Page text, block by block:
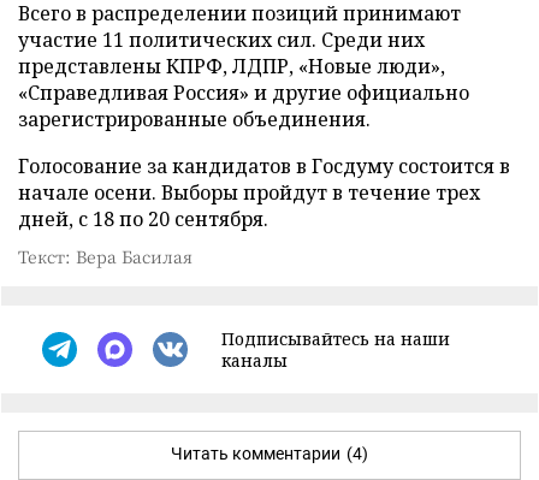
Всего в распределении позиций принимают
участие 11 политических сил. Среди них
представлены КПРФ, ЛДПР, «Новые люди»,
«Справедливая Россия» и другие официально
зарегистрированные объединения.
Голосование за кандидатов в Госдуму состоится в
начале осени. Выборы пройдут в течение трех
дней, с 18 по 20 сентября.
Текст: Вера Басилая
Подписывайтесь на наши
каналы
Читать комментарии (4)